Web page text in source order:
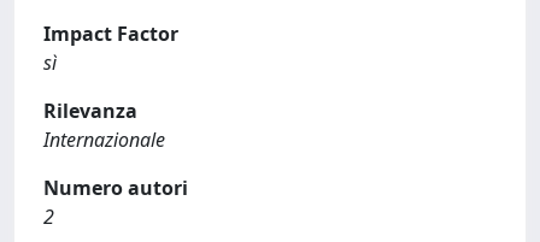
Impact Factor
sì
Rilevanza
Internazionale
Numero autori
2